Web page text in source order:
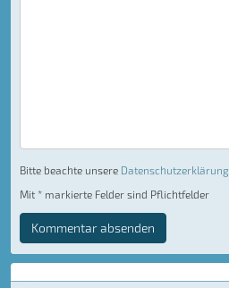
Bitte beachte unsere Datenschutzerklärung
Mit * markierte Felder sind Pflichtfelder
Kommentar absenden